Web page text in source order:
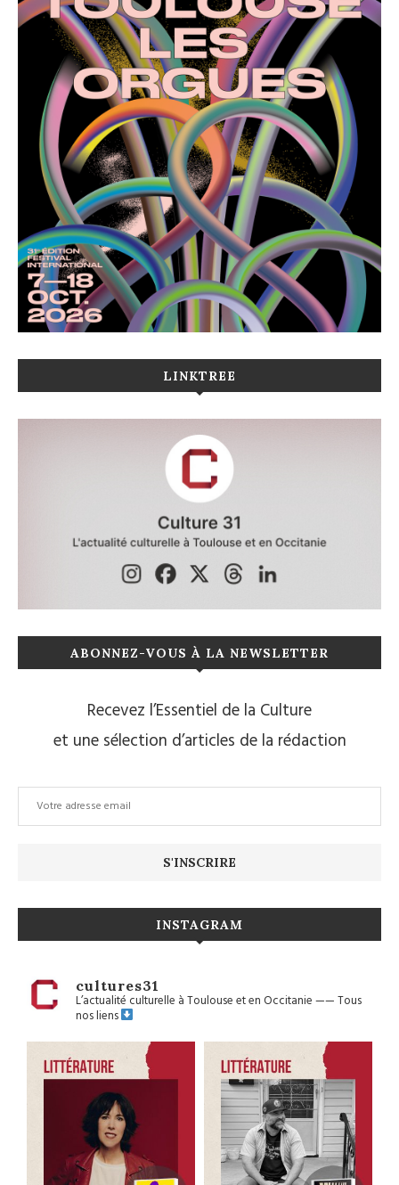
LINKTREE
ABONNEZ-VOUS À LA NEWSLETTER
Recevez l’Essentiel de la Culture
et une sélection d’articles de la rédaction
INSTAGRAM
cultures31
L’actualité culturelle à Toulouse et en Occitanie——Tous
nos liens